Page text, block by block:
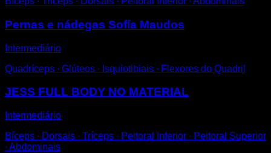
Pernas e nádegas Sofía Maudos
Intermediário
Quadríceps ∙ Glúteos ∙ Isquiotibiais ∙ Flexores do Quadril
JESS FULL BODY NO MATERIAL
Intermediário
Bíceps ∙ Dorsais ∙ Tríceps ∙ Peitoral Inferior ∙ Peitoral Superior
∙ Abdominais